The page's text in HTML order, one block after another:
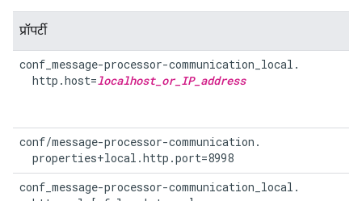
प्रॉपर्टी
conf_message-processor-communication_local.
  http.host=
localhost_or_IP_address
conf/message-processor-communication.
  properties+local.http.port=8998
conf_message-processor-communication_local.